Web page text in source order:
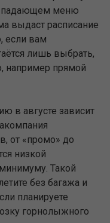
меню
выдаст расписание
если вам
лишь выбрать,
например прямой
в августе зависит
от «промо» до
низкой
Такой
без багажа и
планируете
горнолыжного